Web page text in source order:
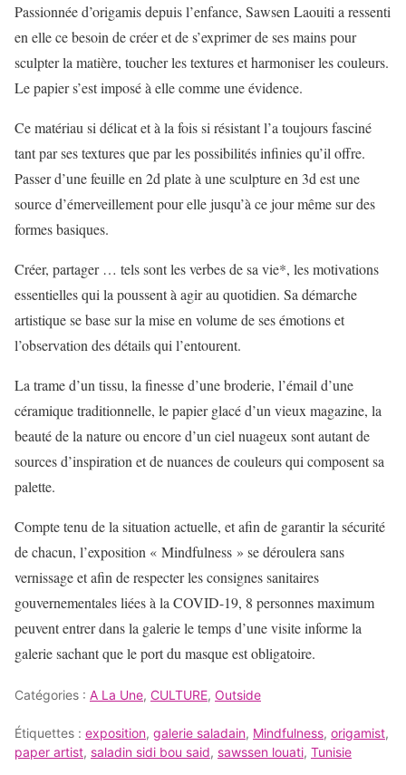
Passionnée d’origamis depuis l’enfance, Sawsen Laouiti a ressenti
en elle ce besoin de créer et de s’exprimer de ses mains pour
sculpter la matière, toucher les textures et harmoniser les couleurs.
Le papier s’est imposé à elle comme une évidence.
Ce matériau si délicat et à la fois si résistant l’a toujours fasciné
tant par ses textures que par les possibilités infinies qu’il offre.
Passer d’une feuille en 2d plate à une sculpture en 3d est une
source d’émerveillement pour elle jusqu’à ce jour même sur des
formes basiques.
Créer, partager … tels sont les verbes de sa vie*, les motivations
essentielles qui la poussent à agir au quotidien. Sa démarche
artistique se base sur la mise en volume de ses émotions et
l’observation des détails qui l’entourent.
La trame d’un tissu, la finesse d’une broderie, l’émail d’une
céramique traditionnelle, le papier glacé d’un vieux magazine, la
beauté de la nature ou encore d’un ciel nuageux sont autant de
sources d’inspiration et de nuances de couleurs qui composent sa
palette.
Compte tenu de la situation actuelle, et afin de garantir la sécurité
de chacun, l’exposition « Mindfulness » se déroulera sans
vernissage et afin de respecter les consignes sanitaires
gouvernementales liées à la COVID-19, 8 personnes maximum
peuvent entrer dans la galerie le temps d’une visite informe la
galerie sachant que le port du masque est obligatoire.
Catégories : A La Une, CULTURE, Outside
Étiquettes : exposition, galerie saladain, Mindfulness, origamist,
paper artist, saladin sidi bou said, sawssen louati, Tunisie